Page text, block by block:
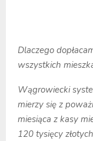
Dlaczego
wszystkich
Wągrowiecki
mierzy się z
miesiąca z kasy
120 tysięcy